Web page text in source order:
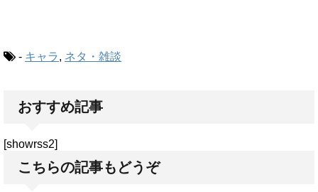
- キャラ, ネタ・雑談
おすすめ記事
[showrss2]
こちらの記事もどうぞ